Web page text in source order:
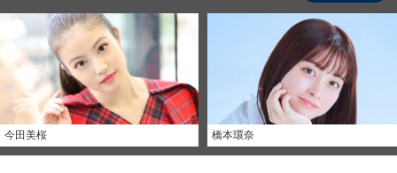
今田美桜 橋本環奈